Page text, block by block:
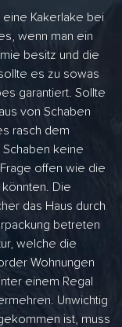
Kakerlake bei
wenn man ein
besitz und die
es zu sowas
garantiert. Sollte
von Schaben
rasch dem
keine
offen wie die
Die
das Haus durch
betreten
welche die
Wohnungen
einem Regal
Unwichtig
ist, muss